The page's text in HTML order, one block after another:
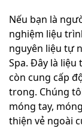
Nếu bạn là
nghiệm liệu
nguyên liệu tự
Spa. Đây là
còn cung cấp
trong. Chúng
móng tay,
thiện vẻ ngoài